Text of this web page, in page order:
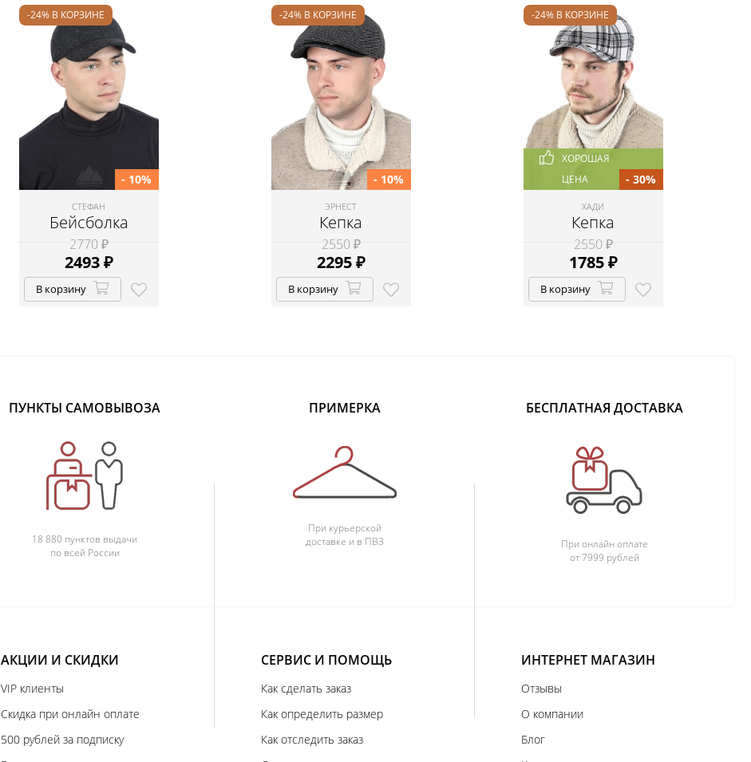
-24% В КОРЗИНЕ
СТЕФАН
Бейсболка
2770 ₽
2493₽
- 10%
В корзину
-24% В КОРЗИНЕ
ЭРНЕСТ
Кепка
2550 ₽
2295₽
- 10%
В корзину
-24% В КОРЗИНЕ
ХОРОШАЯ
ЦЕНА
ХАДИ
Кепка
2550 ₽
1785₽
- 30%
В корзину
ПУНКТЫ САМОВЫВОЗА
18 880 пунктов выдачи
по всей России
ПРИМЕРКА
При курьерской
доставке и в ПВЗ
БЕСПЛАТНАЯ ДОСТАВКА
При онлайн оплате
от 7999 рублей
АКЦИИ И СКИДКИ
VIP клиенты
Скидка при онлайн оплате
500 рублей за подписку
СЕРВИС И ПОМОЩЬ
Как сделать заказ
Как определить размер
Как отследить заказ
ИНТЕРНЕТ МАГАЗИН
Отзывы
О компании
Блог